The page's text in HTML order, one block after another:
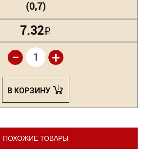
(0,7)
7.32Р
+
-
В КОРЗИНУ
ПОХОЖИЕ ТОВАРЫ